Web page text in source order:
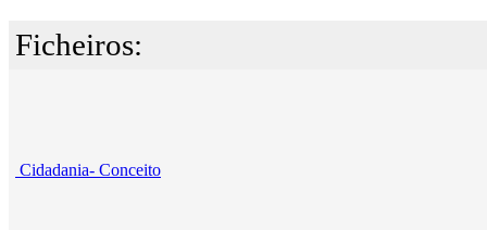
Ficheiros:
Cidadania- Conceito